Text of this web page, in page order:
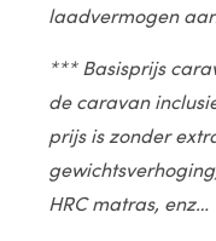
laadvermogen
*** Basisprijs
de caravan
prijs is zonder
HRC matras, enz…